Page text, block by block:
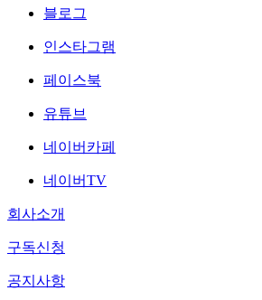
블로그
인스타그램
페이스북
유튜브
네이버카페
네이버TV
회사소개
구독신청
공지사항